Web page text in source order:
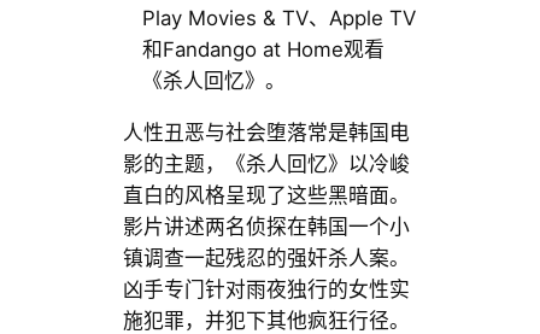
Play Movies & TV、Apple TV
和Fandango at Home观看
《杀人回忆》。
人性丑恶与社会堕落常是韩国电
影的主题，《杀人回忆》以冷峻
直白的风格呈现了这些黑暗面。
影片讲述两名侦探在韩国一个小
镇调查一起残忍的强奸杀人案。
凶手专门针对雨夜独行的女性实
施犯罪，并犯下其他疯狂行径。